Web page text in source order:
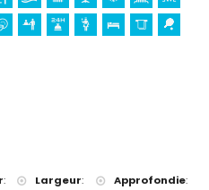
:
Largeur:
Approfondie: